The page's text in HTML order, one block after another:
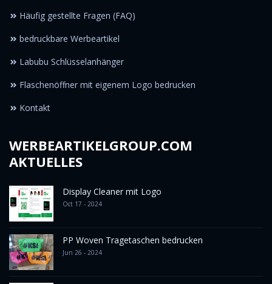
Häufig gestellte Fragen (FAQ)
bedruckbare Werbeartikel
Labubu Schlüsselanhänger
Flaschenöffner mit eigenem Logo bedrucken
Kontakt
WERBEARTIKELGROUP.COM
AKTUELLES
Display Cleaner mit Logo
Oct 17 - 2024
PP Woven Tragetaschen bedrucken
Jun 26 - 2024